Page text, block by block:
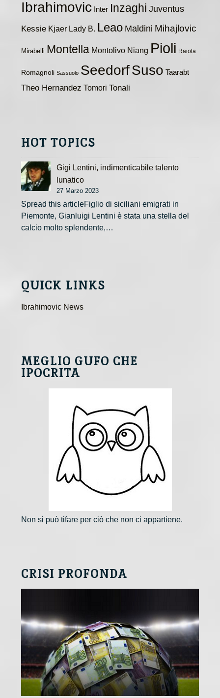
Ibrahimovic Inter Inzaghi Juventus
Kessie Kjaer Lady B. Leao Maldini Mihajlovic
Mirabelli Montella Montolivo Niang Pioli Raiola
Romagnoli Sassuolo SeedorfSuso Taarabt
Theo Hernandez Tomori Tonali
HOT TOPICS
Gigi Lentini, indimenticabile talento
lunatico
27 Marzo 2023
Spread this articleFiglio di siciliani emigrati in
Piemonte, Gianluigi Lentini è stata una stella del
calcio molto splendente,…
QUICK LINKS
Ibrahimovic News
MEGLIO GUFO CHE
IPOCRITA
Non si può tifare per ciò che non ci appartiene.
CRISI PROFONDA